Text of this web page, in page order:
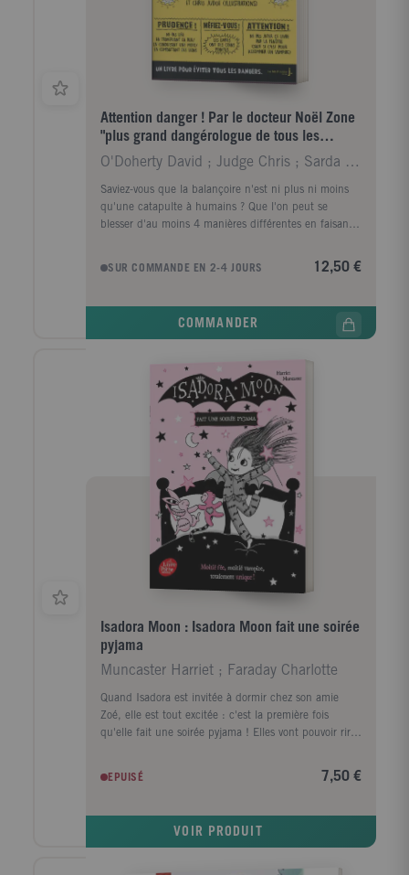
Attention danger ! Par le docteur Noël Zone
"plus grand dangérologue de tous les
temps"
O'Doherty David ; Judge Chris ; Sarda Yves
Saviez-vous que la balançoire n'est ni plus ni moins
qu'une catapulte à humains ? Que l'on peut se
blesser d'au moins 4 manières différentes en faisant
brosse à dents avec un serpent ? Docter Noël Zone
exerce le métier le plus dangereux du monde : il est
rassemble tous les conseils et règles indispensables
Faire vos courses sans vous perdre ni être confondu
avec un sac à provisions. Vous créer un costume
d'abeille pour faire fuir un essaim. Distraire un ours
polaire avec un tour de carte... Et, qui sait, peut-être
obtiendrez-vous, grâce à lui, votre diplôme de
dangerologiste de niveau 1 ...
SUR COMMANDE EN 2-4 JOURS 12,50 €
COMMANDER
Isadora Moon : Isadora Moon fait une soirée
pyjama
Muncaster Harriet ; Faraday Charlotte
Quand Isadora est invitée à dormir chez son amie
Zoé, elle est tout excitée : c'est la première fois
qu'elle fait une soirée pyjama ! Elles vont pouvoir rire
ingrédients magiques dans leur préparation ...
EPUISÉ 7,50 €
VOIR PRODUIT